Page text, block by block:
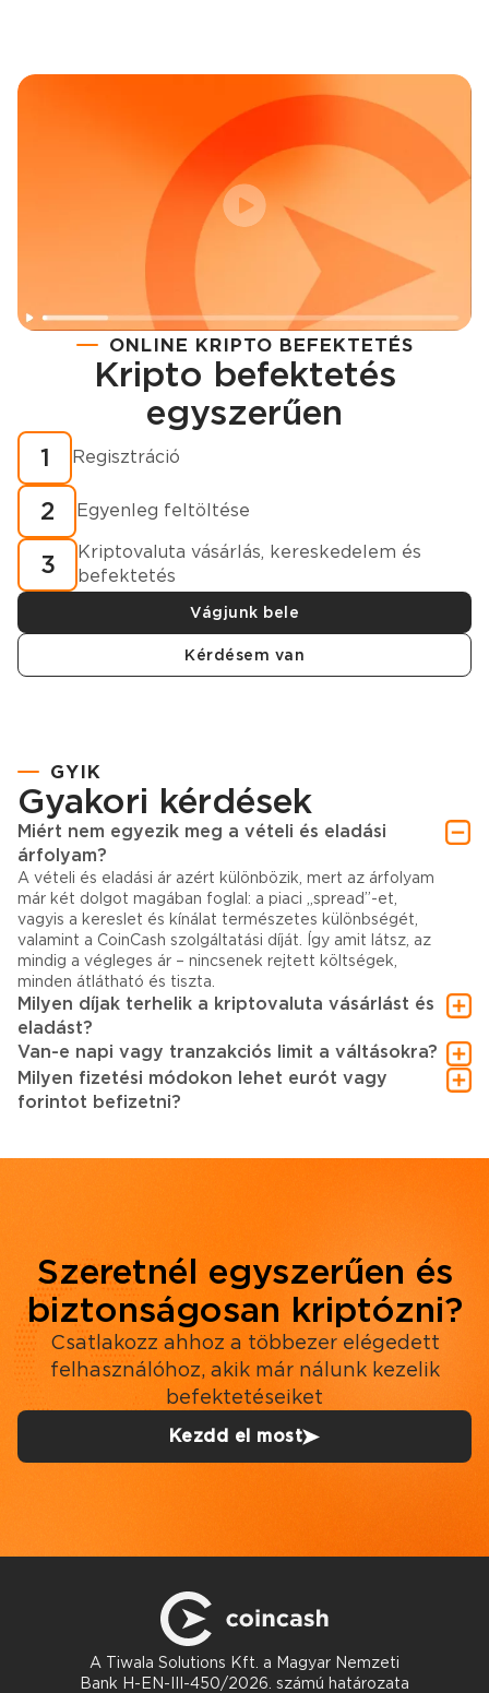
Regisztráció
Hogyan vásároljunk kriptovalutát percek alatt?
ONLINE KRIPTO BEFEKTETÉS
Kripto befektetés
egyszerűen
1 Regisztráció
2 Egyenleg feltöltése
3
Kriptovaluta vásárlás, kereskedelem és
befektetés
Vágjunk bele
Kérdésem van
GYIK
Gyakori kérdések
Miért nem egyezik meg a vételi és eladási
árfolyam?
A vételi és eladási ár azért különbözik, mert az árfolyam
már két dolgot magában foglal: a piaci „spread”-et,
vagyis a kereslet és kínálat természetes különbségét,
valamint a CoinCash szolgáltatási díját. Így amit látsz, az
mindig a végleges ár – nincsenek rejtett költségek,
minden átlátható és tiszta.
Milyen díjak terhelik a kriptovaluta vásárlást és
eladást?
Van-e napi vagy tranzakciós limit a váltásokra?
Milyen fizetési módokon lehet eurót vagy
forintot befizetni?
Szeretnél egyszerűen és
biztonságosan kriptózni?
Csatlakozz ahhoz a többezer elégedett
felhasználóhoz, akik már nálunk kezelik
befektetéseiket
Kezdd el most
A Tiwala Solutions Kft. a Magyar Nemzeti
Bank H-EN-III-450/2026. számú határozata